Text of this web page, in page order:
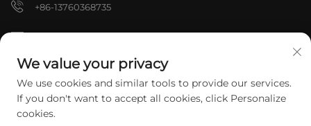
+86-13760368735
[email protected]
Droits d'auteur © 2026 Shenzhen Hanchuan Industrial Co., Ltd. Tous
droits réservés. Politique de confidentialité
We value your privacy
We use cookies and similar tools to provide our services.
If you don't want to accept all cookies, click Personalize
cookies.